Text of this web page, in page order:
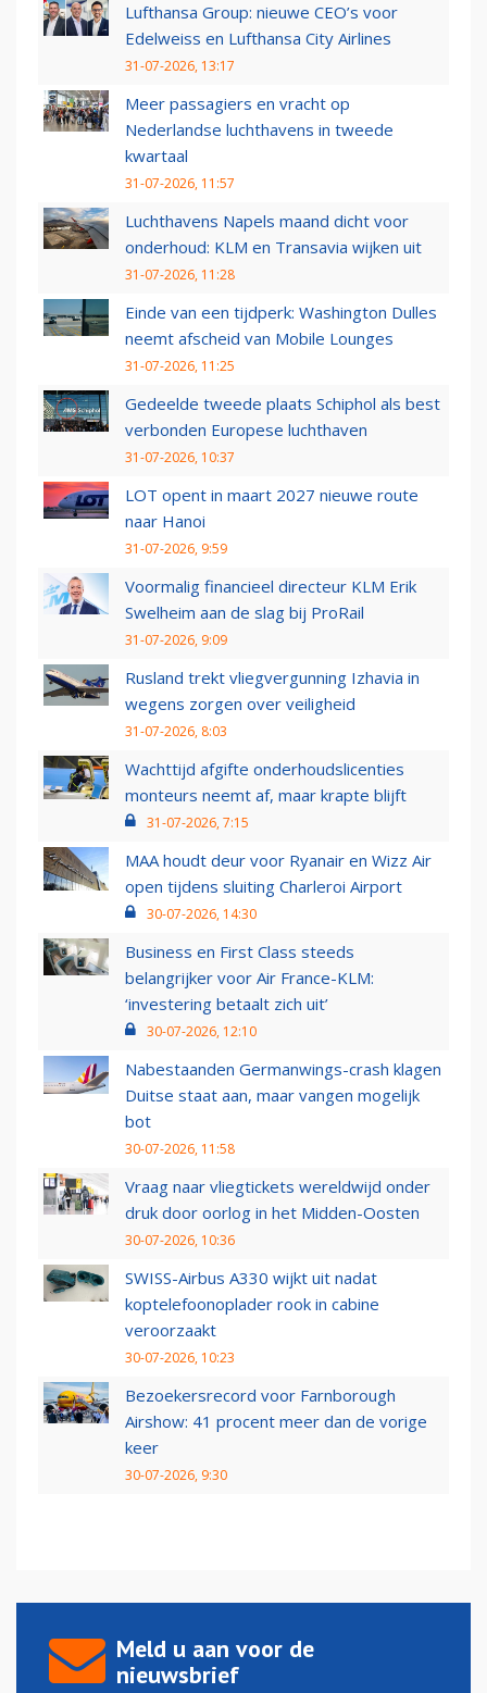
Lufthansa Group: nieuwe CEO’s voor
Edelweiss en Lufthansa City Airlines
31-07-2026, 13:17
Meer passagiers en vracht op
Nederlandse luchthavens in tweede
kwartaal
31-07-2026, 11:57
Luchthavens Napels maand dicht voor
onderhoud: KLM en Transavia wijken uit
31-07-2026, 11:28
Einde van een tijdperk: Washington Dulles
neemt afscheid van Mobile Lounges
31-07-2026, 11:25
Gedeelde tweede plaats Schiphol als best
verbonden Europese luchthaven
31-07-2026, 10:37
LOT opent in maart 2027 nieuwe route
naar Hanoi
31-07-2026, 9:59
Voormalig financieel directeur KLM Erik
Swelheim aan de slag bij ProRail
31-07-2026, 9:09
Rusland trekt vliegvergunning Izhavia in
wegens zorgen over veiligheid
31-07-2026, 8:03
Wachttijd afgifte onderhoudslicenties
monteurs neemt af, maar krapte blijft
31-07-2026, 7:15
MAA houdt deur voor Ryanair en Wizz Air
open tijdens sluiting Charleroi Airport
30-07-2026, 14:30
Business en First Class steeds
belangrijker voor Air France-KLM:
‘investering betaalt zich uit’
30-07-2026, 12:10
Nabestaanden Germanwings-crash klagen
Duitse staat aan, maar vangen mogelijk
bot
30-07-2026, 11:58
Vraag naar vliegtickets wereldwijd onder
druk door oorlog in het Midden-Oosten
30-07-2026, 10:36
SWISS-Airbus A330 wijkt uit nadat
koptelefoonoplader rook in cabine
veroorzaakt
30-07-2026, 10:23
Bezoekersrecord voor Farnborough
Airshow: 41 procent meer dan de vorige
keer
30-07-2026, 9:30
Meld u aan voor de
nieuwsbrief